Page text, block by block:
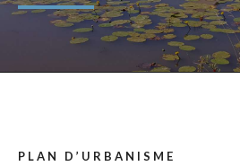
PLAN D’URBANISME